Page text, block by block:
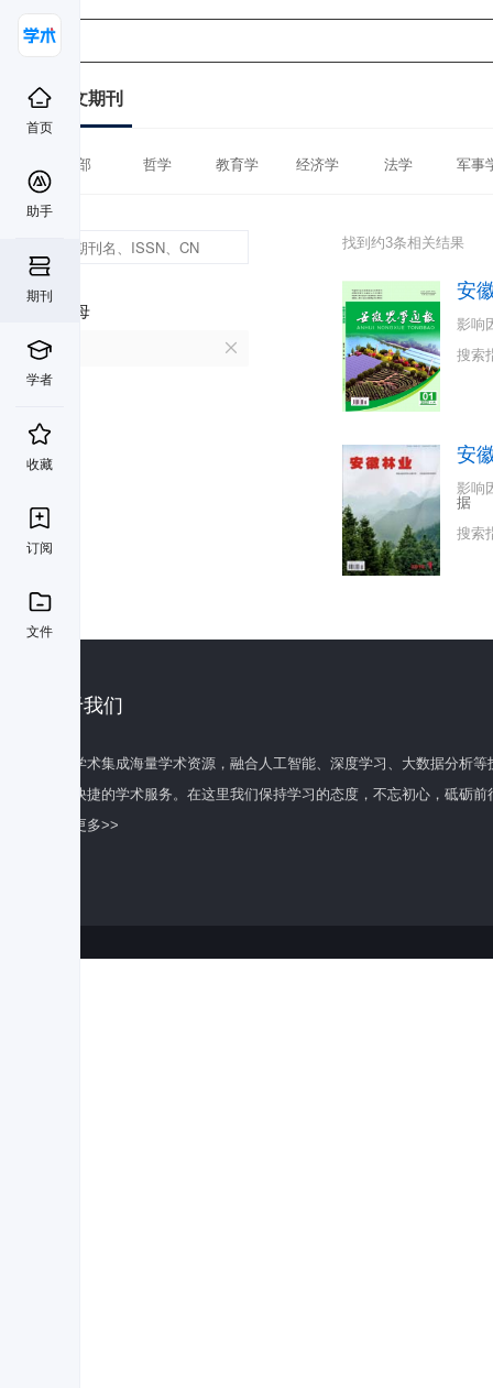
首页
助手
期刊
学者
收藏
订阅
文件
中文期刊
全部 哲学 教育学 经济学 法学 军事
首字母
A
找到约3条相关结果
安
影响
搜索
安
影响
据
搜索
关于我们
百度学术集成海量学术资源，融合人工智能、深度学习、大数据分析
全面快捷的学术服务。在这里我们保持学习的态度，不忘初心，砥砺前
了解更多>>